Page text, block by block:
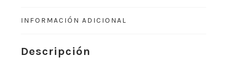
INFORMACIÓN ADICIONAL
Descripción